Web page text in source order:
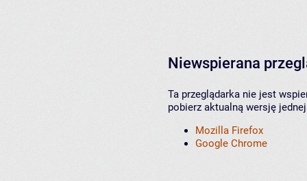
Niewspierana
Ta przeglądarka nie jest
pobierz aktualną wersję
Mozilla Firefox
Google Chrome